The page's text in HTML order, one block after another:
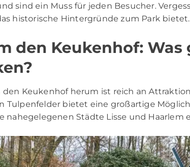
sind ein Muss für jeden Besucher.
historische Hintergründe zum Park bietet.
den Keukenhof: Was
den Keukenhof herum ist reich an
Tulpenfelder bietet eine großartige
nahegelegenen Städte Lisse und Haarlem